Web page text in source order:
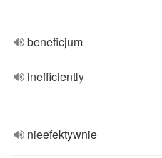
beneficjum
inefficiently
nieefektywnie